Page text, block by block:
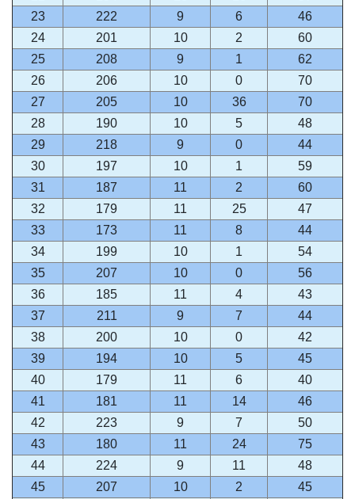
23
222 9 6
46
24
201 10 2
60
25
208 9 1
62
26
206 10 0
70
27
205 10 36
70
28
190 10 5
48
29
218 9 0
44
30
197 10 1
59
31
187 11 2
60
32
179 11 25
47
33
173 11 8
44
34
199 10 1
54
35
207 10 0
56
36
185 11 4
43
37
211 9 7
44
38
200 10 0
42
39
194 10 5
45
40
179 11 6
40
41
181 11 14
46
42
223 9 7
50
43
180 11 24
75
44
224 9 11
48
45
207 10 2 45